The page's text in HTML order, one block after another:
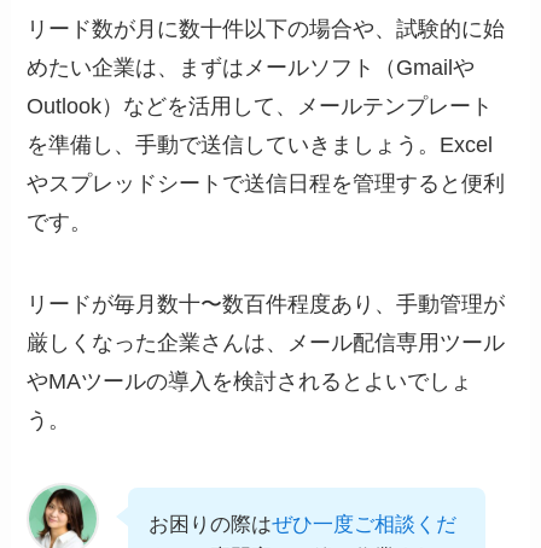
リード数が月に数十件以下の場合や、試験的に始
めたい企業は、まずはメールソフト（Gmailや
Outlook）などを活用して、メールテンプレート
を準備し、手動で送信していきましょう。Excel
やスプレッドシートで送信日程を管理すると便利
です。
リードが毎月数十〜数百件程度あり、手動管理が
厳しくなった企業さんは、メール配信専用ツール
やMAツールの導入を検討されるとよいでしょ
う。
お困りの際はぜひ一度ご相談くだ